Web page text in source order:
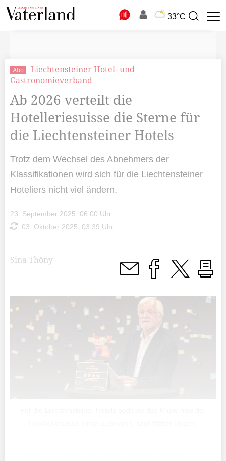
33°C
Suchbegriff
Abo
Liechtensteiner Hotel- und
Gastronomieverband
Ab 2026 verteilt die
Hotelleriesuisse die Sterne für
die Liechtensteiner Hotels
Trotz dem Wechsel des Abnehmers der
Klassifikationen wird sich für die Liechtensteiner
Hoteliers nicht viel ändern.
23. September 2025, 06:00 Uhr
03. Oktober 2025, 03:39 Uhr
Sina Thöny